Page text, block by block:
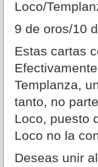
Loco/
9 de oros/10
Estas cartas
Templanza,
tanto, no
Loco, puesto
Loco no la
Deseas unir